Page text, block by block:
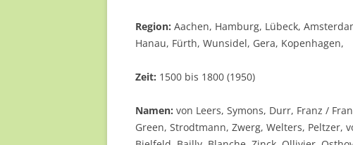
Region: Aachen, Hamburg, Lübeck,
Hanau, Fürth, Wunsidel, Gera, Kopenhagen,
Zeit: 1500 bis 1800 (1950)
Namen: von Leers, Symons, Durr, Franz /
Green, Strodtmann, Zwerg, Welters, Peltzer,